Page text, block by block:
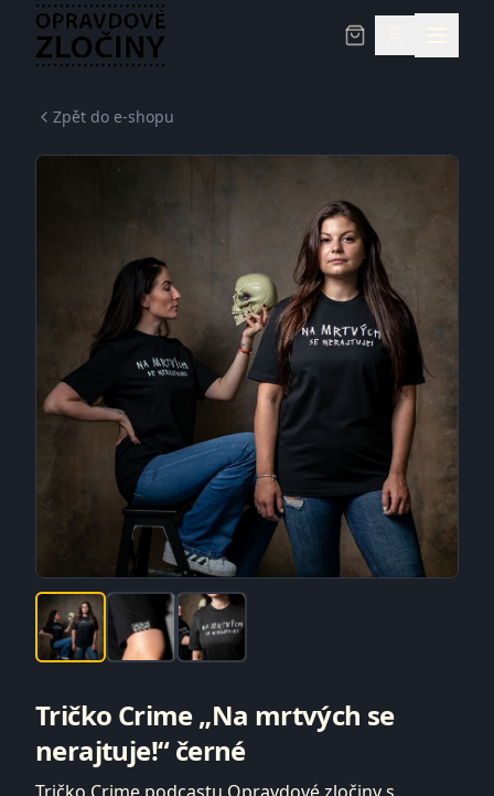
Zpět do e-shopu
Tričko Crime „Na mrtvých se
nerajtuje!“ černé